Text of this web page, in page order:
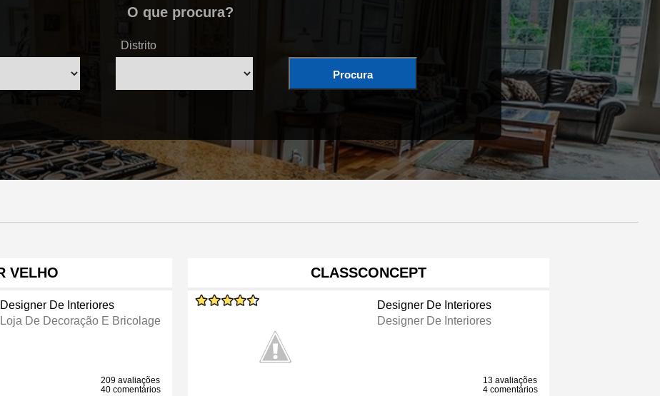
O que procura?
Distrito
Procura
VELHO
Designer De Interiores
Loja De Decoração E Bricolage
209 avaliações
40 comentários
CLASSCONCEPT
Designer De Interiores
Designer De Interiores
13 avaliações
4 comentários